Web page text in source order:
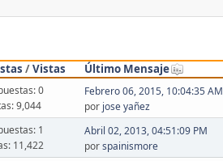
/Vistas
Último Mensaje
0
9,044
Febrero 06, 2015, 10:04:35 AM
por jose yañez
1
11,422
Abril 02, 2013, 04:51:09 PM
porspainismore